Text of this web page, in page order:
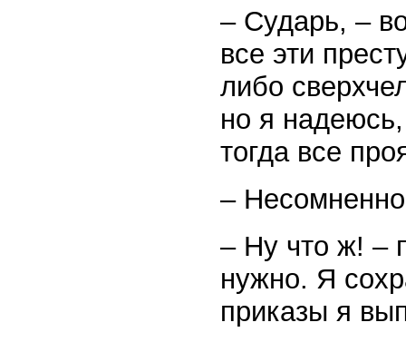
– Сударь, –
все эти
либо
но я
тогда все
–
– Ну что ж! –
нужно. Я
приказы я